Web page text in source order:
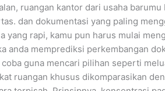
ruangan kantor dari usaha
dan dokumentasi yang paling
yang rapi, kamu pun harus mulai
anda memprediksi perkembangan
guna mencari pilihan seperti
ruangan khusus dikomparasikan